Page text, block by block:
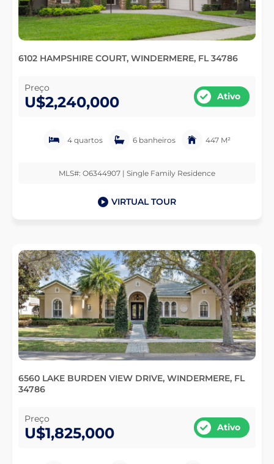
6102 HAMPSHIRE COURT, WINDERMERE, FL 34786
Preço
U$2,240,000 Ativo
4 quartos 6 banheiros 447 M²
MLS#: O6344907 | Single Family Residence
VIRTUAL TOUR
6560 LAKE BURDEN VIEW DRIVE, WINDERMERE, FL
34786
Preço
U$1,825,000 Ativo